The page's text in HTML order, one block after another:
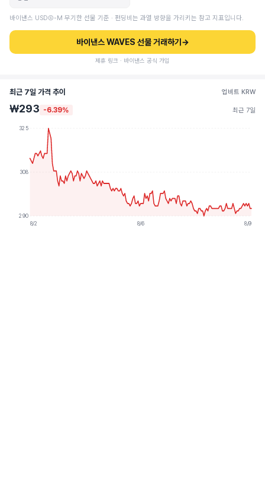
바이낸스 USDⓈ-M 무기한 선물 기준 · 펀딩비는 과열 방향을 가리키는 참고 지표입니다.
바이낸스 WAVES 선물 거래하기 →
제휴 링크 · 바이낸스 공식 가입
최근 7일 가격 추이 업비트 KRW
₩293 -6.39% 최근 7일
325
308
290
8/2
8/6 8/9